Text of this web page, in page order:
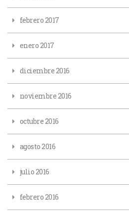
febrero 2017
enero 2017
diciembre 2016
noviembre 2016
octubre 2016
agosto 2016
julio 2016
febrero 2016